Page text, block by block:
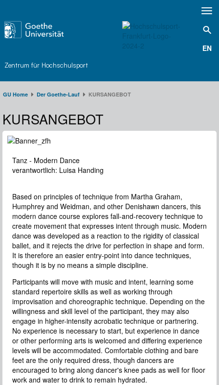
Zentrum für Hochschulsport
EN
GU Home Der Goethe-Lauf​ KURSANGEBOT
KURSANGEBOT
Tanz - Modern Dance
verantwortlich: Luisa Handing
Based on principles of technique from Martha Graham,
Humphrey and Weidman, and other Denishawn dancers, this
modern dance course explores fall-and-recovery technique to
create movement that expresses intent through music. Modern
dance was developed as a reaction to the rigidity of classical
ballet, and it rejects the drive for perfection in shape and form.
It is therefore an easier entry-point into dance techniques,
though it is by no means a simple discipline.
Participants will move with music and intent, learning some
standard repertoire skills as well as working through
improvisation and choreographic technique. Depending on the
willingness and skill level of the participant, they may also
engage in higher-intensity acrobatic technique or partnering.
No experience is necessary to start, but experience in dance
or other performing arts is welcomed and differing experience
levels will be accommodated. Comfortable clothing and bare
feet are the only required dress, though dancers are
encouraged to bring along dancer's knee pads as well for floor
work and water to drink to remain hydrated.